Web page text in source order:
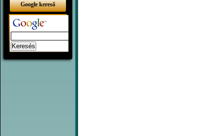
Google kereső